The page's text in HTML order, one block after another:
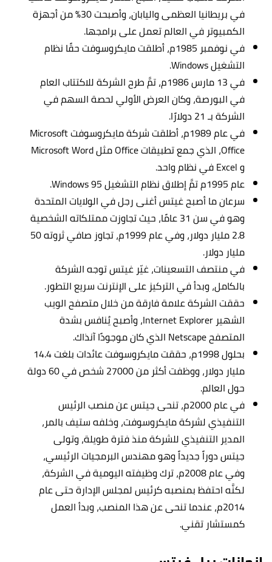
في بريطانيا العظمى واليابان، وأصبحت 30% من أجهزة
الكمبيوتر في العالم تعمل على برامجها.
في نوفمبر 1985م، أطلقت مايكروسوفت حقًا نظام
التشغيل Windows.
في 13 مارس 1986م، تمَّ طرح الشركة للاكتتاب العام
في البورصة، وكان العرض الأولي لحصة السهم في
الشركة بـ 21 دولارًا.
في عام 1989م، أطلقت شركة مايكروسوفت Microsoft
Office، الذي جمع تطبيقات Office مثل Microsoft Word
و Excel في نظام واحد.
عام 1995م تمَّ إطلاق نظام التشغيل Windows 95.
سرعان ما أصبح غيتس أغنى رجل في الولايات المتحدة
وهو في سن 31 عامًا، حيث تجاوزت ممتلكاته الشخصية
2.8 مليار دولار، وفي عام 1999م، تجاوز صافي ثروته 50
مليار دولار.
في منتصف التسعينات، غيّر غيتس توجه الشركة
بالكامل، وبدأ في التركيز على الإنترنت سريع التطور.
حققت الشركة علامة فارقة من خلال متصفح الويب
الشهير Internet Explorer، وأصبح يُنافس بشدة
المتصفح Netscape الذي كان موجودًا آنذاك.
بحلول 1998م، حققت مايكروسوفت عائدات بلغت 14.4
مليار دولار، ووظفت أكثر من 27000 شخص في 60 دولة
حول العالم.
في عام 2000م، تنحى جيتس عن منصب الرئيس
التنفيذي لشركة مايكروسوفت، وخلفه ستيف بالمر،
المدير التنفيذي للشركة منذ فترة طويلة، وتولى
جيتس دوراً جديداً وهو مهندس البرمجيات الرئيسي،
وفي عام 2008م، ترك وظيفته اليومية في الشركة،
لكنَّه احتفظ بمنصبه كرئيس لمجلس الإدارة حتى عام
2014م، عندما تنحى عن هذا المنصب، وبدأ العمل
كمستشار تقني.